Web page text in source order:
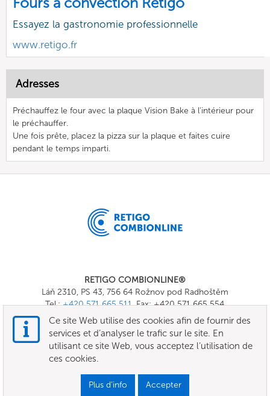
Essayez la gastronomie professionnelle
www.retigo.fr
Adresses
Préchauffez le four avec la plaque Vision Bake à l'intérieur pour
le préchauffer.
Une fois prête, placez la pizza sur la plaque et faites cuire
pendant le temps imparti.
RETIGO COMBIONLINE®
Láň 2310, PS 43, 756 64 Rožnov pod Radhoštěm
Tel.:+420 571 665 511, Fax: +420 571 665 554
E-mail:
info@combionline.com
TERMES ET CONDITIONS
Ce site Web utilise des cookies afin de fournir des
services et d’analyser le trafic sur le site. En
utilisant ce site Web, vous acceptez l’utilisation de
ces cookies.
Plus d’info Accepter